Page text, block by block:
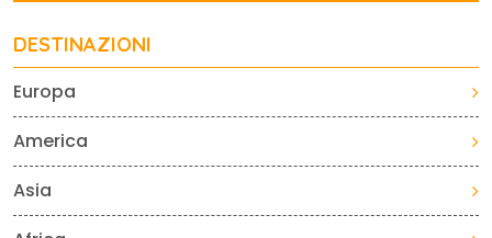
DESTINAZIONI
Europa
America
Asia